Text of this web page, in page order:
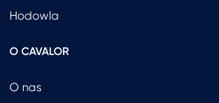
Hodowla
O CAVALOR
O nas